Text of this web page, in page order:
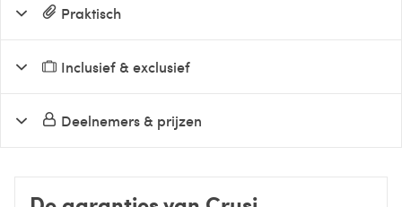
Praktisch
Inclusief & exclusief
Deelnemers & prijzen